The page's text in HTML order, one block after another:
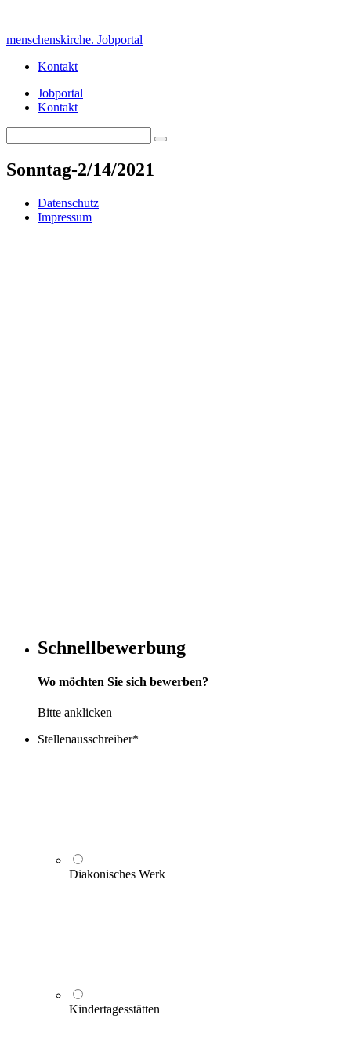
content
menschenskirche. Jobportal
Kontakt
Jobportal
Kontakt
for:
Search
Sonntag-2/14/2021
Datenschutz
Impressum
Schnellbewerbung
Wo möchten Sie sich bewerben?
Bitte anklicken
Stellenausschreiber*
Diakonisches Werk
Kindertagesstätten